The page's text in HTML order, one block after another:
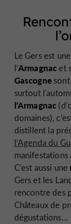
Le Gers est
l’Armagnacet
Gascognesont
surtout
l’Armagnac
domaines),
distillent la
l’Agenda du
manifestations
C’est aussi une
Gers et les
rencontre des
Châteaux de
dégustations…